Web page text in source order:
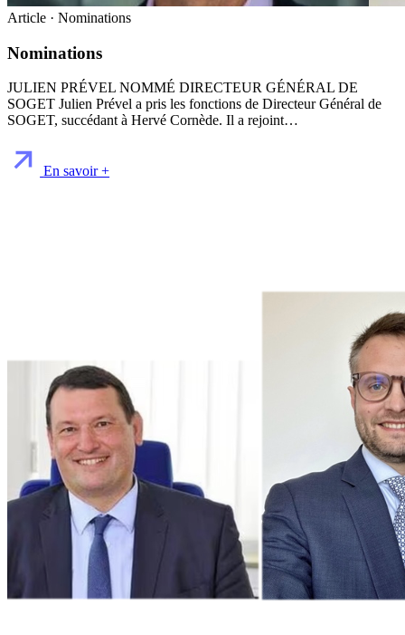
Article · Nominations
Nominations
JULIEN PRÉVEL NOMMÉ DIRECTEUR GÉNÉRAL DE
SOGET Julien Prével a pris les fonctions de Directeur Général de
SOGET, succédant à Hervé Cornède. Il a rejoint…
En savoir +